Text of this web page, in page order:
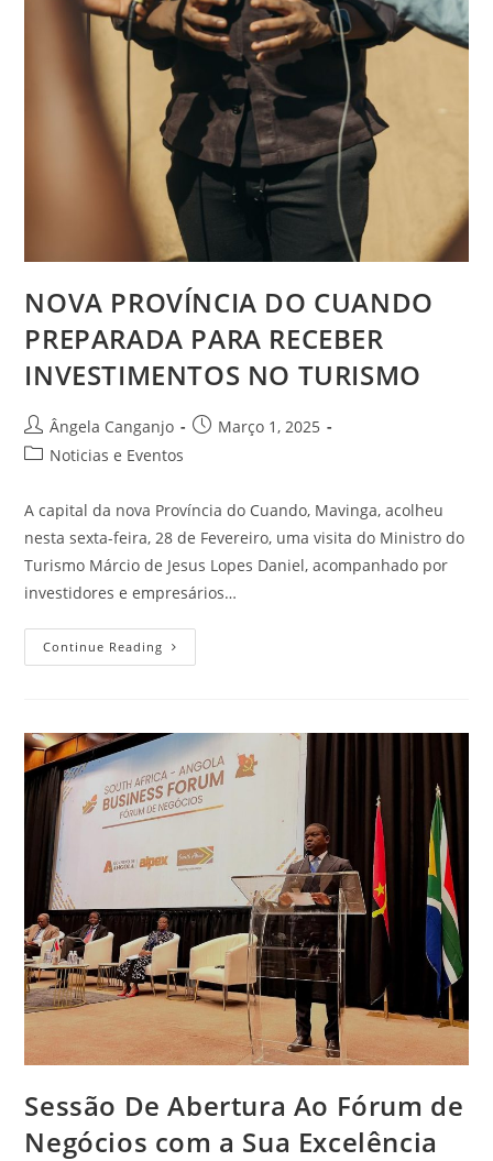
NOVA PROVÍNCIA DO CUANDO
PREPARADA PARA RECEBER
INVESTIMENTOS NO TURISMO
Ângela Canganjo
Março 1, 2025
Noticias e Eventos
A capital da nova Província do Cuando, Mavinga, acolheu
nesta sexta-feira, 28 de Fevereiro, uma visita do Ministro do
Turismo Márcio de Jesus Lopes Daniel, acompanhado por
investidores e empresários…
Continue Reading
Sessão De Abertura Ao Fórum de
Negócios com a Sua Excelência